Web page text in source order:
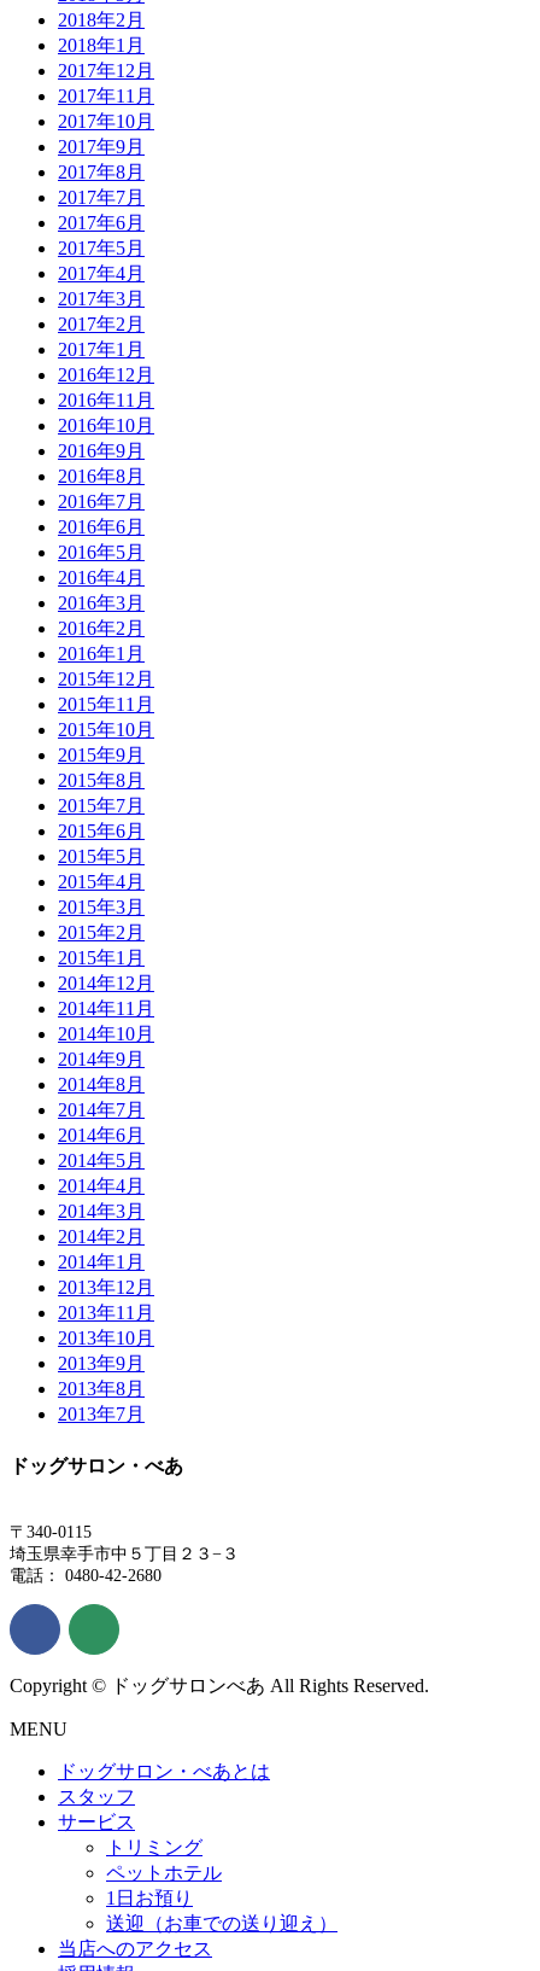
2018年2月
2018年1月
2017年12月
2017年11月
2017年10月
2017年9月
2017年8月
2017年7月
2017年6月
2017年5月
2017年4月
2017年3月
2017年2月
2017年1月
2016年12月
2016年11月
2016年10月
2016年9月
2016年8月
2016年7月
2016年6月
2016年5月
2016年4月
2016年3月
2016年2月
2016年1月
2015年12月
2015年11月
2015年10月
2015年9月
2015年8月
2015年7月
2015年6月
2015年5月
2015年4月
2015年3月
2015年2月
2015年1月
2014年12月
2014年11月
2014年10月
2014年9月
2014年8月
2014年7月
2014年6月
2014年5月
2014年4月
2014年3月
2014年2月
2014年1月
2013年12月
2013年11月
2013年10月
2013年9月
2013年8月
2013年7月
ドッグサロン・べあ
〒340-0115
埼玉県幸手市中５丁目２３−３
電話： 0480-42-2680
Copyright © ドッグサロンべあ All Rights Reserved.
MENU
ドッグサロン・べあとは
スタッフ
サービス
トリミング
ペットホテル
1日お預り
送迎（お車での送り迎え）
当店へのアクセス